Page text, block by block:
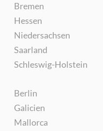
Bremen
Hessen
Niedersachsen
Saarland
Schleswig-Holstein
Berlin
Galicien
Mallorca